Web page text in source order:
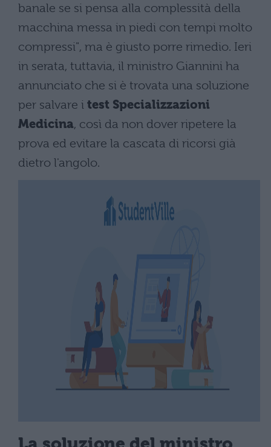
banale se si pensa alla complessità della
macchina messa in piedi con tempi molto
compressi", ma è giusto porre rimedio. Ieri
in serata, tuttavia, il ministro Giannini ha
annunciato che si è trovata una soluzione
per salvare i test Specializzazioni
Medicina, così da non dover ripetere la
prova ed evitare la cascata di ricorsi già
dietro l'angolo.